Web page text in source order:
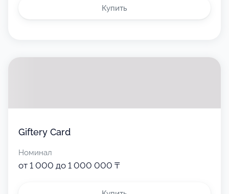
Купить
Giftery Card
Номинал
от 1 000 до 1 000 000 ₸